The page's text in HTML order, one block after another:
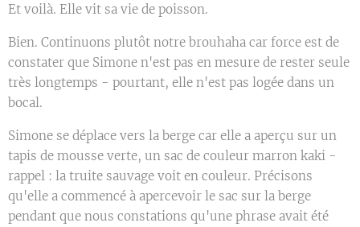
Et voilà. Elle vit sa vie de poisson.
Bien. Continuons plutôt notre brouhaha car force est de
constater que Simone n'est pas en mesure de rester seule
très longtemps - pourtant, elle n'est pas logée dans un
bocal.
Simone se déplace vers la berge car elle a aperçu sur un
tapis de mousse verte, un sac de couleur marron kaki -
rappel : la truite sauvage voit en couleur. Précisons
qu'elle a commencé à apercevoir le sac sur la berge
pendant que nous constations qu'une phrase avait été